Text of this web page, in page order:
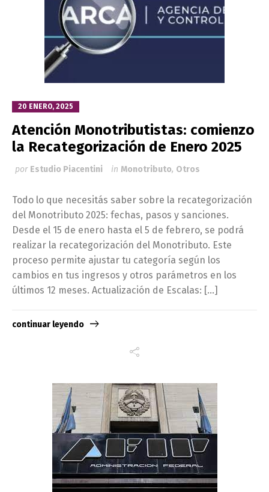
20 ENERO, 2025
Atención Monotributistas: comienzo
la Recategorización de Enero 2025
por Estudio Piacentini in Monotributo, Otros
Todo lo que necesitás saber sobre la recategorización
del Monotributo 2025: fechas, pasos y sanciones.
Desde el 15 de enero hasta el 5 de febrero, se podrá
realizar la recategorización del Monotributo. Este
proceso permite ajustar tu categoría según los
cambios en tus ingresos y otros parámetros en los
últimos 12 meses. Actualización de Escalas: […]
continuar leyendo